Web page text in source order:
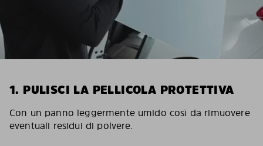
1. PULISCI LA PELLICOLA PROTETTIVA
Con un panno leggermente umido così da rimuovere
eventuali residui di polvere.